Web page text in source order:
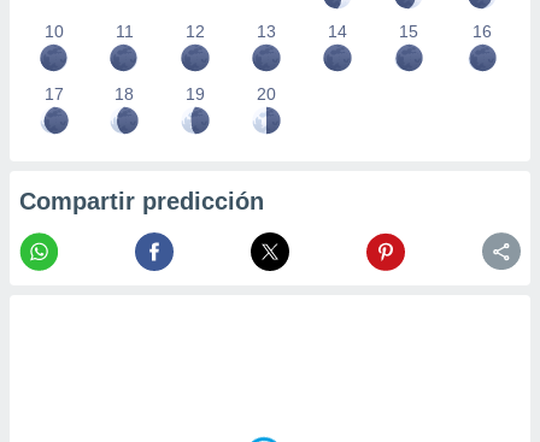
10 11 12 13 14 15 16
17 18 19 20
Compartir predicción